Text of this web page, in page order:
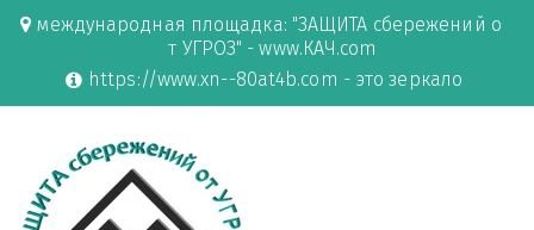
международная площадка: "ЗАЩИТА сбережений о
т УГРОЗ" - www.КАЧ.com
https://www.xn--80at4b.com - это зеркало